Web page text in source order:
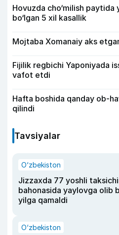
Hovuzda cho‘milish
bo‘lgan 5 xil kasallik
Mojtaba Xomanaiy aks
Fijilik regbichi Yaponiyada
vafot etdi
Hafta boshida qanday ob-
qilindi
Tavsiyalar
O‘zbekiston
Jizzaxda 77 yoshli
bahonasida yaylovga olib
yilga qamaldi
O‘zbekiston